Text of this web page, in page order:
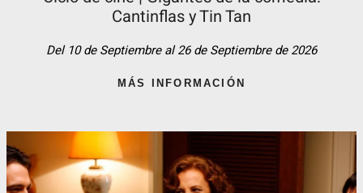
Cantinflas y Tin Tan​
Del 10 de Septiembre al 26 de Septiembre de 2026
MÁS INFORMACIÓN